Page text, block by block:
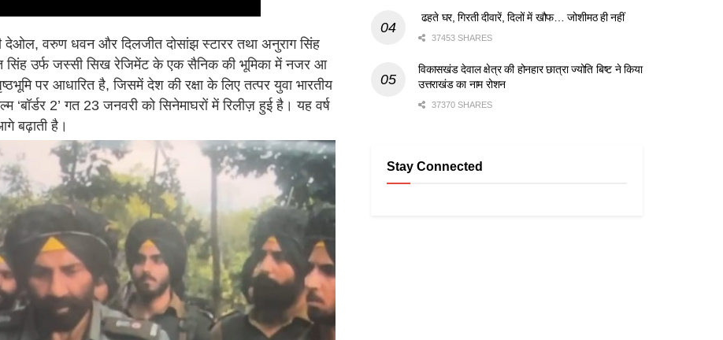
देओल, वरुण धवन और दिलजीत दोसांझ स्टारर तथा अनुराग सिंह
सिंह उर्फ जस्सी सिख रेजिमेंट के एक सैनिक की भूमिका में नजर आ
पर आधारित है, जिसमें देश की रक्षा के लिए तत्पर युवा भारतीय
‘बॉर्डर 2’ गत 23 जनवरी को सिनेमाघरों में रिलीज़ हुई है। यह वर्ष
बढ़ाती है।
ढहते घर, गिरती दीवारें, दिलों में खौफ… जोशीमठ ही नहीं
37453 SHARES
विकासखंड देवाल क्षेत्र की होनहार छात्रा ज्योति बिष्ट ने किया
उत्तराखंड का नाम रोशन
37370 SHARES
Stay Connected